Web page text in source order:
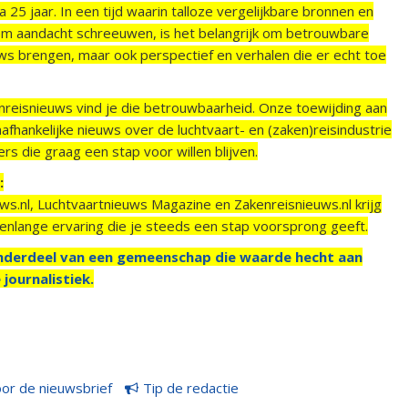
25 jaar. In een tijd waarin talloze vergelijkbare bronnen en
aandacht schreeuwen, is het belangrijk om betrouwbare
brengen, maar ook perspectief en verhalen die er echt toe
vind je die betrouwbaarheid. Onze toewijding aan
nieuws over de luchtvaart- en (zaken)reisindustrie
die graag een stap voor willen blijven.
Luchtvaartnieuws Magazine en Zakenreisnieuws.nl krijg
ervaring die je steeds een stap voorsprong geeft.
van een gemeenschap die waarde hecht aan
de nieuwsbrief Tip de redactie